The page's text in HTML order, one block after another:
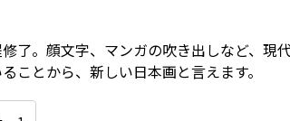
了。顔文字、マンガの吹き出しなど、
ことから、新しい日本画と言えます。